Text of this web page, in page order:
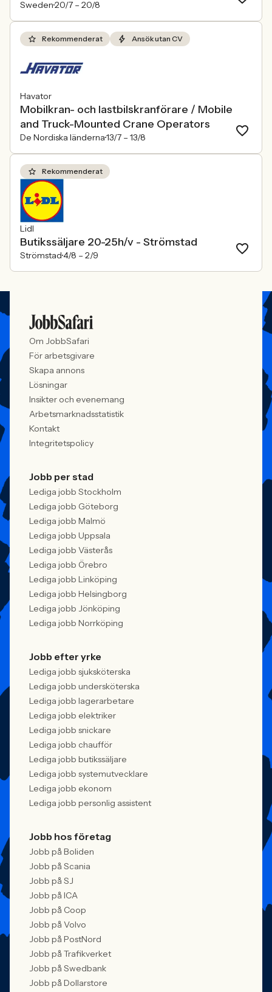
Sweden20/7 – 20/8
Rekommenderat Ansök utan CV
Havator
Mobilkran- och lastbilskranförare / Mobile
and Truck-Mounted Crane Operators
De Nordiska länderna13/7 – 13/8
Rekommenderat
Lidl
Butikssäljare 20-25h/v - Strömstad
Strömstad4/8 – 2/9
Om JobbSafari
För arbetsgivare
Skapa annons
Lösningar
Insikter och evenemang
Arbetsmarknadsstatistik
Kontakt
Integritetspolicy
Jobb per stad
Lediga jobb Stockholm
Lediga jobb Göteborg
Lediga jobb Malmö
Lediga jobb Uppsala
Lediga jobb Västerås
Lediga jobb Örebro
Lediga jobb Linköping
Lediga jobb Helsingborg
Lediga jobb Jönköping
Lediga jobb Norrköping
Jobb efter yrke
Lediga jobb sjuksköterska
Lediga jobb undersköterska
Lediga jobb lagerarbetare
Lediga jobb elektriker
Lediga jobb snickare
Lediga jobb chaufför
Lediga jobb butikssäljare
Lediga jobb systemutvecklare
Lediga jobb ekonom
Lediga jobb personlig assistent
Jobb hos företag
Jobb på Boliden
Jobb på Scania
Jobb på SJ
Jobb på ICA
Jobb på Coop
Jobb på Volvo
Jobb på PostNord
Jobb på Trafikverket
Jobb på Swedbank
Jobb på Dollarstore